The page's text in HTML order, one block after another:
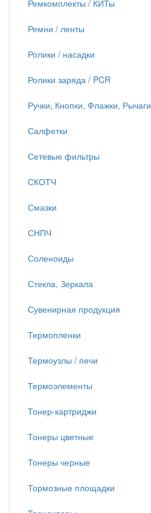
Ремкомплекты / КИТы
Ремни / ленты
Ролики / насадки
Ролики заряда / PCR
Ручки, Кнопки, Флажки, Рычаги
Салфетки
Сетевые фильтры
СКОТЧ
Смазки
СНПЧ
Соленоиды
Стекла, Зеркала
Сувенирная продукция
Термопленки
Термоузлы / печи
Термоэлементы
Тонер-картриджи
Тонеры цветные
Тонеры черные
Тормозные площадки